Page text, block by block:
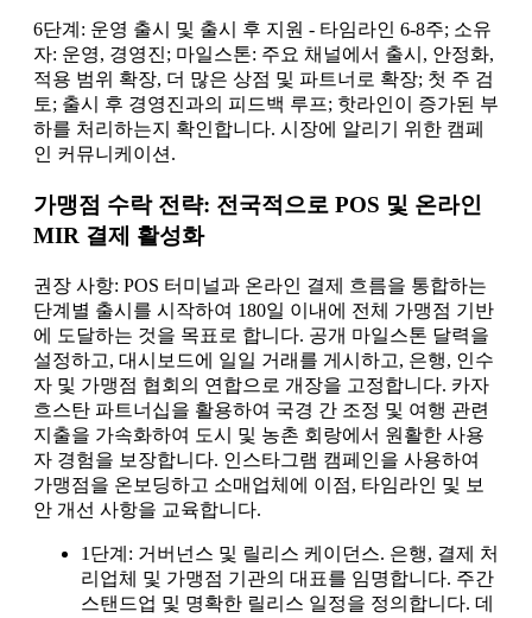
6단계: 운영 출시 및 출시 후 지원 - 타임라인 6-8주; 소유
자: 운영, 경영진; 마일스톤: 주요 채널에서 출시, 안정화,
적용 범위 확장, 더 많은 상점 및 파트너로 확장; 첫 주 검
토; 출시 후 경영진과의 피드백 루프; 핫라인이 증가된 부
하를 처리하는지 확인합니다. 시장에 알리기 위한 캠페
인 커뮤니케이션.
가맹점 수락 전략: 전국적으로 POS 및 온라인
MIR 결제 활성화
권장 사항: POS 터미널과 온라인 결제 흐름을 통합하는
단계별 출시를 시작하여 180일 이내에 전체 가맹점 기반
에 도달하는 것을 목표로 합니다. 공개 마일스톤 달력을
설정하고, 대시보드에 일일 거래를 게시하고, 은행, 인수
자 및 가맹점 협회의 연합으로 개장을 고정합니다. 카자
흐스탄 파트너십을 활용하여 국경 간 조정 및 여행 관련
지출을 가속화하여 도시 및 농촌 회랑에서 원활한 사용
자 경험을 보장합니다. 인스타그램 캠페인을 사용하여
가맹점을 온보딩하고 소매업체에 이점, 타임라인 및 보
안 개선 사항을 교육합니다.
1단계: 거버넌스 및 릴리스 케이던스. 은행, 결제 처
리업체 및 가맹점 기관의 대표를 임명합니다. 주간
스탠드업 및 명확한 릴리스 일정을 정의합니다. 데